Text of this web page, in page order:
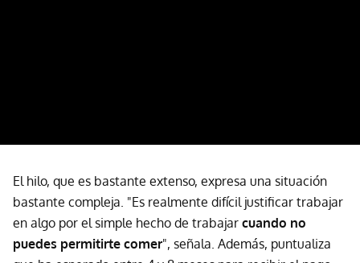
El hilo, que es bastante extenso, expresa una situación
bastante compleja. "Es realmente difícil justificar trabajar
en algo por el simple hecho de trabajar cuando no
puedes permitirte comer", señala. Además, puntualiza